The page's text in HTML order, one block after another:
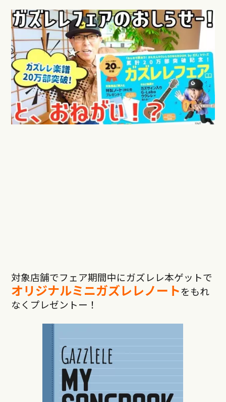
対象店舗でフェア期間中にガズレレ本ゲットで
オリジナルミニガズレレノートをもれ
なくプレゼントー！